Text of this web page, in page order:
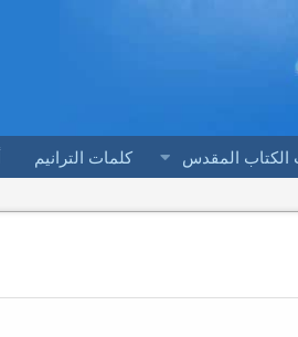
الكتاب المقدس كلمات الترانيم